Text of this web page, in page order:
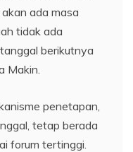
ada masa
tidak ada
berikutnya
Makin.
penetapan,
tetap berada
forum tertinggi.